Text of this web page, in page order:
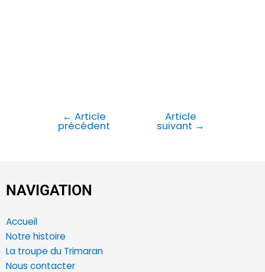
← Article
précédent
Article
suivant →
NAVIGATION
Accueil
Notre histoire
La troupe du Trimaran
Nous contacter